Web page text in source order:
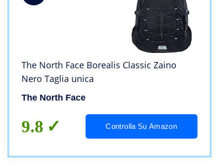
The North Face Borealis Classic Zaino
Nero Taglia unica
The North Face
9.8 Controlla Su Amazon